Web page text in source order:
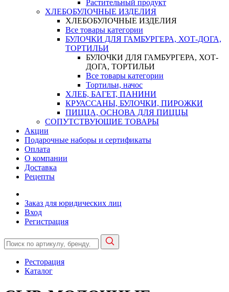
Растительный продукт
ХЛЕБОБУЛОЧНЫЕ ИЗДЕЛИЯ
ХЛЕБОБУЛОЧНЫЕ ИЗДЕЛИЯ
Все товары категории
БУЛОЧКИ ДЛЯ ГАМБУРГЕРА, ХОТ-ДОГА,
ТОРТИЛЬИ
БУЛОЧКИ ДЛЯ ГАМБУРГЕРА, ХОТ-
ДОГА, ТОРТИЛЬИ
Все товары категории
Тортильи, начос
ХЛЕБ, БАГЕТ, ПАНИНИ
КРУАССАНЫ, БУЛОЧКИ, ПИРОЖКИ
ПИЦЦА, ОСНОВА ДЛЯ ПИЦЦЫ
СОПУТСТВУЮЩИЕ ТОВАРЫ
Акции
Подарочные наборы и сертификаты
Оплата
О компании
Доставка
Рецепты
Заказ для юридических лиц
Вход
Регистрация
Ресторация
Каталог